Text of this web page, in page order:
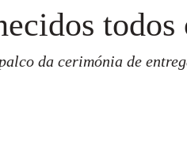
da cerimónia de